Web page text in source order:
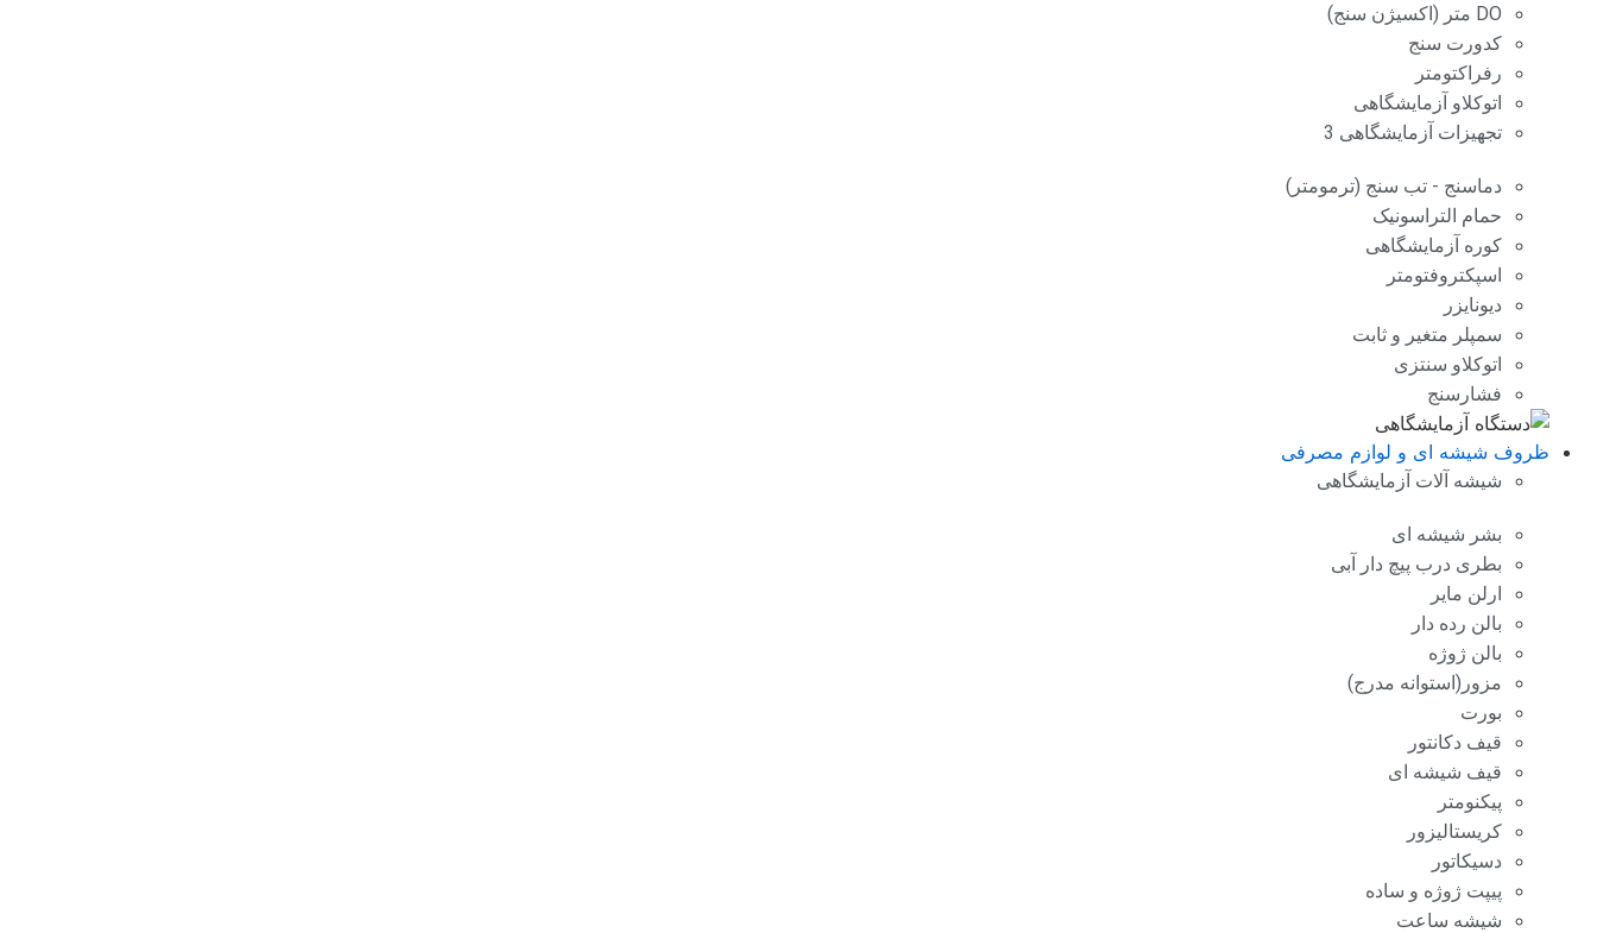
DO متر (اکسیژن سنج)
کدورت سنج
رفراکتومتر
اتوکلاو آزمایشگاهی
تجهیزات آزمایشگاهی 3
دماسنج - تب سنج (ترمومتر)
حمام التراسونیک
کوره آزمایشگاهی
اسپکتروفتومتر
دیونایزر
سمپلر متغیر و ثابت
اتوکلاو سنتزی
فشارسنج
ظروف شیشه ای و لوازم مصرفی
شیشه آلات آزمایشگاهی
بشر شیشه ای
بطری درب پیچ دار آبی
ارلن مایر
بالن رده دار
بالن ژوژه
مزور(استوانه مدرج)
بورت
قیف دکانتور
قیف شیشه ای
پیکنومتر
کریستالیزور
دسیکاتور
پیپت ژوژه و ساده
شیشه ساعت